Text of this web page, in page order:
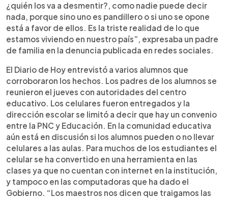
¿quién los va a desmentir?, como nadie puede decir
nada, porque sino uno es pandillero o si uno se opone
está a favor de ellos. Es la triste realidad de lo que
estamos viviendo en nuestro país”, expresaba un padre
de familia en la denuncia publicada en redes sociales.
El Diario de Hoy entrevistó a varios alumnos que
corroboraron los hechos. Los padres de los alumnos se
reunieron el jueves con autoridades del centro
educativo. Los celulares fueron entregados y la
dirección escolar se limitó a decir que hay un convenio
entre la PNC y Educación. En la comunidad educativa
aún está en discusión si los alumnos pueden o no llevar
celulares a las aulas. Para muchos de los estudiantes el
celular se ha convertido en una herramienta en las
clases ya que no cuentan con internet en la institución,
y tampoco en las computadoras que ha dado el
Gobierno. “Los maestros nos dicen que traigamos las